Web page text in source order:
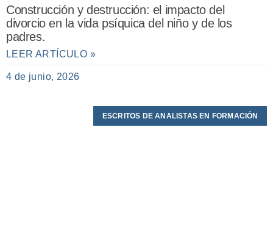
Construcción y destrucción: el impacto del
divorcio en la vida psíquica del niño y de los
padres.
LEER ARTÍCULO »
4 de junio, 2026
ESCRITOS DE ANALISTAS EN FORMACIÓN